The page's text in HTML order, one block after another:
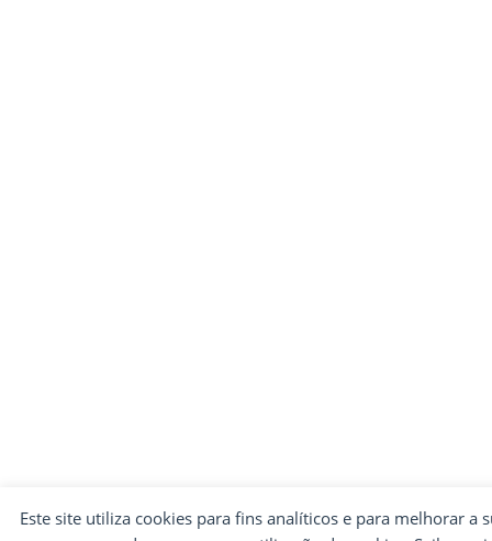
Este site utiliza cookies para fins analíticos e para melhorar a